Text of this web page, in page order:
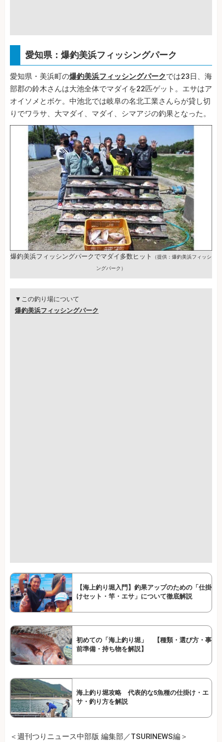
愛知県：爆釣美浜フィッシングパーク
愛知県・美浜町の爆釣美浜フィッシングパークでは23日、海
部郡の鈴木さんは大池全体でマダイを22匹ゲット。エサはア
オイソメとボケ。中池北では岐阜の名北工業さんらが貸し切
りでワラサ、大マダイ、マダイ、シマアジの釣果となった。
爆釣美浜フィッシングパークでマダイ多数ヒット （提供：爆釣美浜フィッシ
ングパーク）
▼この釣り場について
爆釣美浜フィッシングパーク
【海上釣り堀入門】釣果アップのための「仕掛
けセット・竿・エサ」について徹底解説
初めての「海上釣り堀」 【種類・選び方・事
前準備・持ち物を解説】
海上釣り堀攻略 代表的な5魚種の仕掛け・エ
サ・釣り方を解説
＜週刊つりニュース中部版 編集部／TSURINEWS編＞